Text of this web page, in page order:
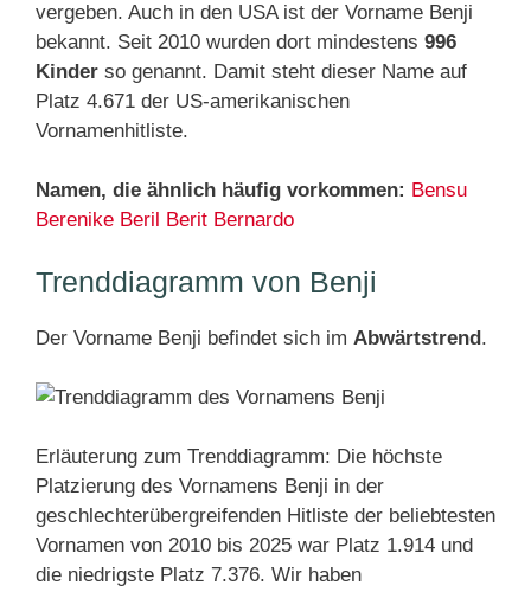
vergeben. Auch in den USA ist der Vorname Benji
bekannt. Seit 2010 wurden dort mindestens 996
Kinder so genannt. Damit steht dieser Name auf
Platz 4.671 der US-amerikanischen
Vornamenhitliste.
Namen, die ähnlich häufig vorkommen: Bensu
Berenike Beril Berit Bernardo
Trenddiagramm von Benji
Der Vorname Benji befindet sich im Abwärtstrend.
Erläuterung zum Trenddiagramm: Die höchste
Platzierung des Vornamens Benji in der
geschlechterübergreifenden Hitliste der beliebtesten
Vornamen von 2010 bis 2025 war Platz 1.914 und
die niedrigste Platz 7.376. Wir haben